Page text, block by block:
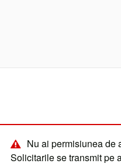
Nu ai permisiunea de
Solicitarile se transmit pe